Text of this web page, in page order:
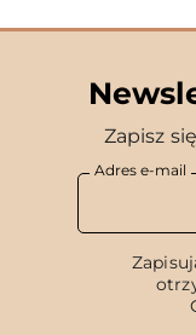
Zapisz
Adres e-mail